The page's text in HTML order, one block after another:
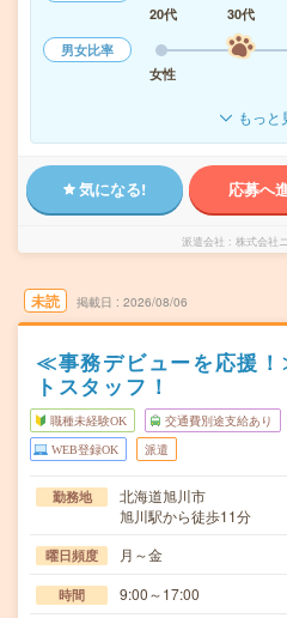
20代
30代
男女比率
女性
もっと
気になる! 応募へ
派遣会社 株式会社
未読 掲載日 2026/08/06
≪事務デビューを応援
トスタッフ！
職種未経験OK 交通費別途支給あり
WEB登録OK 派遣
勤務地
北海道旭川市
旭川駅から徒歩11分
曜日頻度 月～金
時間 9:00～17:00